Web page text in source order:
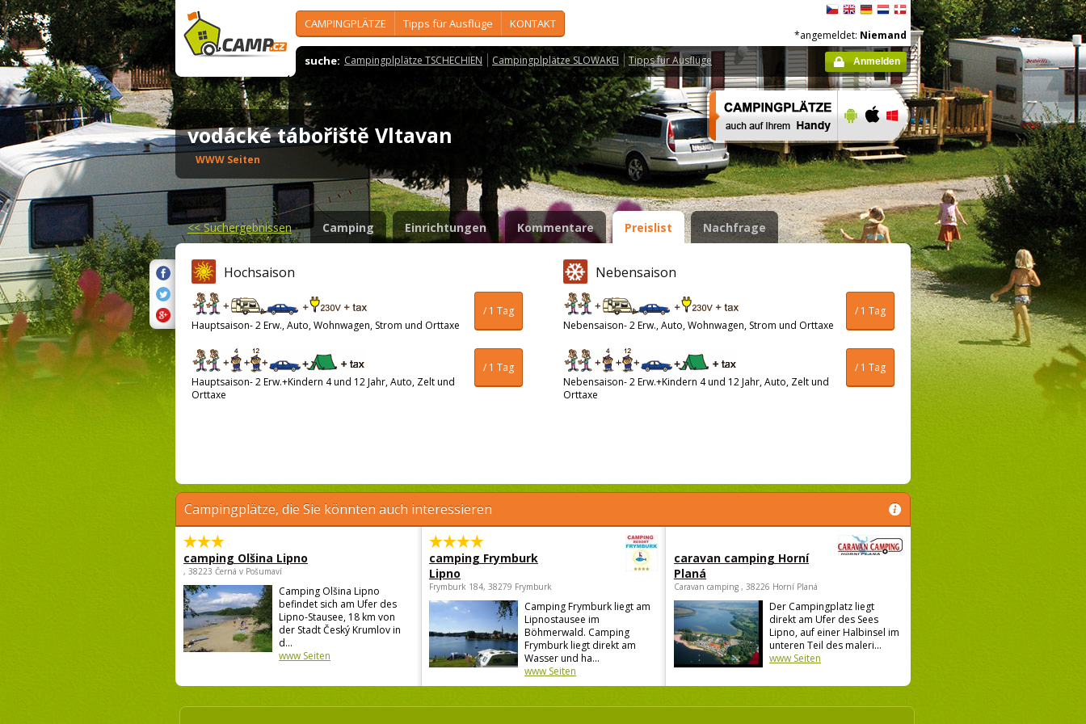
CAMPINGPLÄTZE Tipps für Ausflüge KONTAKT
suche: Campingplplätze TSCHECHIEN Campingplplätze SLOWAKEI Tipps für Ausflüge
*angemeldet: Niemand
Anmelden
vodácké tábořiště Vltavan
WWW Seiten
<<Suchergebnissen Camping Einrichtungen Kommentare Preislist Nachfrage
Hochsaison
/ 1 Tag
Hauptsaison- 2 Erw., Auto, Wohnwagen, Strom und Orttaxe
/ 1 Tag
Hauptsaison- 2 Erw.+Kindern 4 und 12 Jahr, Auto, Zelt und
Orttaxe
Nebensaison
/ 1 Tag
Nebensaison- 2 Erw., Auto, Wohnwagen, Strom und Orttaxe
/ 1 Tag
Nebensaison- 2 Erw.+Kindern 4 und 12 Jahr, Auto, Zelt und
Orttaxe
Campingplätze, die Sie könnten auch interessieren
camping Olšina Lipno
, 38223 Černá v Pošumaví
Camping Olšina Lipno
befindet sich am Ufer des
Lipno-Stausee, 18 km von
der Stadt Český Krumlov in
d...
www Seiten
camping Frymburk
Lipno
Frymburk 184, 38279 Frymburk
Camping Frymburk liegt am
Lipnostausee im
Böhmerwald. Camping
Frymburk liegt direkt am
Wasser und ha...
www Seiten
caravan camping Horní
Planá
Caravan camping , 38226 Horní Planá
Der Campingplatz liegt
direkt am Ufer des Sees
Lipno, auf einer Halbinsel im
unteren Teil des maleri...
www Seiten